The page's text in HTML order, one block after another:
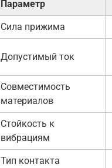
Параметр
Сила прижима
Допустимый ток
Совместимость
материалов
Стойкость к
вибрациям
Тип контакта